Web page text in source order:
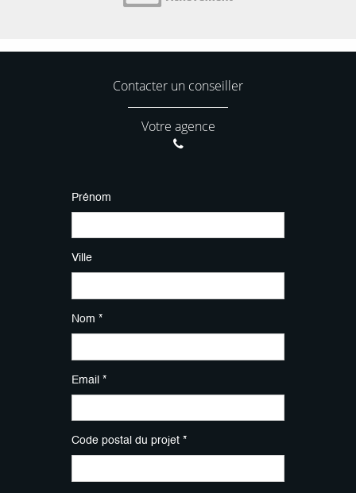
Contacter un conseiller
Votre agence
Prénom
Ville
Nom *
Email *
Code postal du projet *